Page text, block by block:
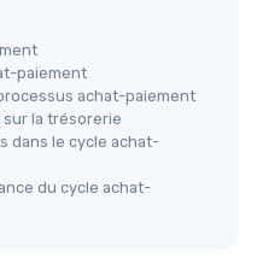
paiement
achat-paiement
la trésorerie
dans le cycle achat-
du cycle achat-